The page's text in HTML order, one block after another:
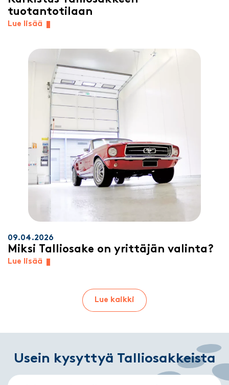
tuotantotilaan
Lue lisää
09.04.2026
Miksi Talliosake on yrittäjän valinta?
Lue lisää
Lue kaikki
Usein kysyttyä Talliosakkeista